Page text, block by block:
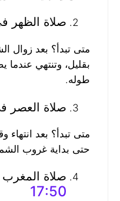
صلاة الظهر
متى تبدأ؟ بعد زوال
بقليل، وتنتهي
طوله.
صلاة العصر
متى تبدأ؟ بعد
حتى بداية غروب
صلاة
17:50